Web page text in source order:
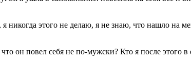
этого не делаю, я не знаю, что нашло на
он повел себя не по-мужски? Кто я после этого